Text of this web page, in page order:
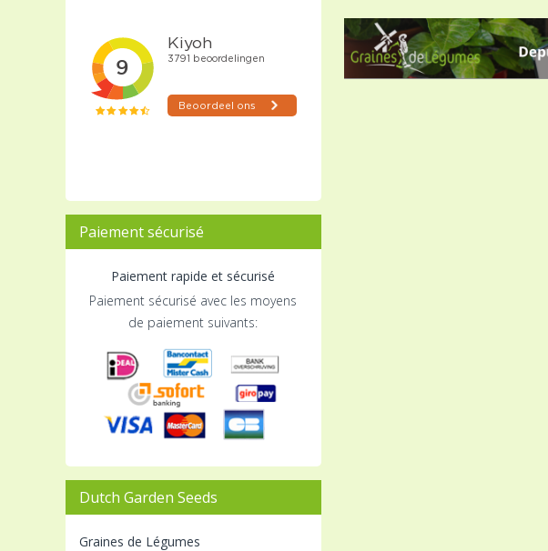
Paiement sécurisé
Paiement rapide et sécurisé
Paiement sécurisé avec les moyens
de paiement suivants:
Dutch Garden Seeds
Graines de Légumes